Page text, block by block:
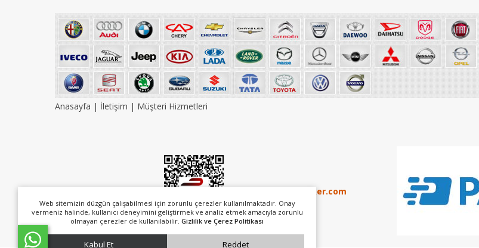
Web sitemizin düzgün çalışabilmesi için zorunlu çerezler kullanılmaktadır. Onay
vermeniz halinde, kullanıcı deneyimini geliştirmek ve analiz etmek amacıyla zorunlu
olmayan çerezler de kullanılabilir. Gizlilik ve Çerez Politikası
Kabul Et Reddet
Anasayfa | İletişim | Müşteri Hizmetleri
info@otoker.com